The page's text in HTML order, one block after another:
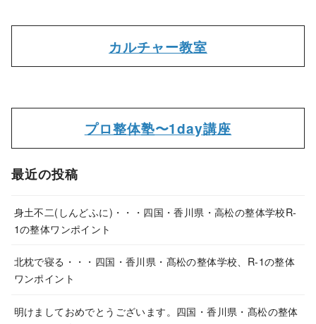
カルチャー教室
プロ整体塾〜1day講座
最近の投稿
身土不二(しんどふに)・・・四国・香川県・高松の整体学校R-
1の整体ワンポイント
北枕で寝る・・・四国・香川県・髙松の整体学校、R-1の整体
ワンポイント
明けましておめでとうございます。四国・香川県・髙松の整体